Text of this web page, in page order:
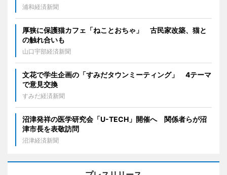
浦和経済新聞
厚狭に保護猫カフェ「ねことおちゃ」 古民家改築、猫と
の触れ合いも
山口宇部経済新聞
文花で学生企画の「すみだタウンミーティング」 4テーマ
で意見交換
すみだ経済新聞
沼津発祥の医学研究会「U-TECH」開催へ 関係者らが沼
津市長を表敬訪問
沼津経済新聞